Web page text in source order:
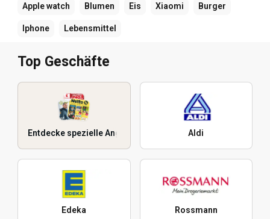
Apple watch Blumen Eis Xiaomi Burger
Iphone Lebensmittel
Top Geschäfte
Entdecke spezielle Angebote Aldi
Edeka Rossmann